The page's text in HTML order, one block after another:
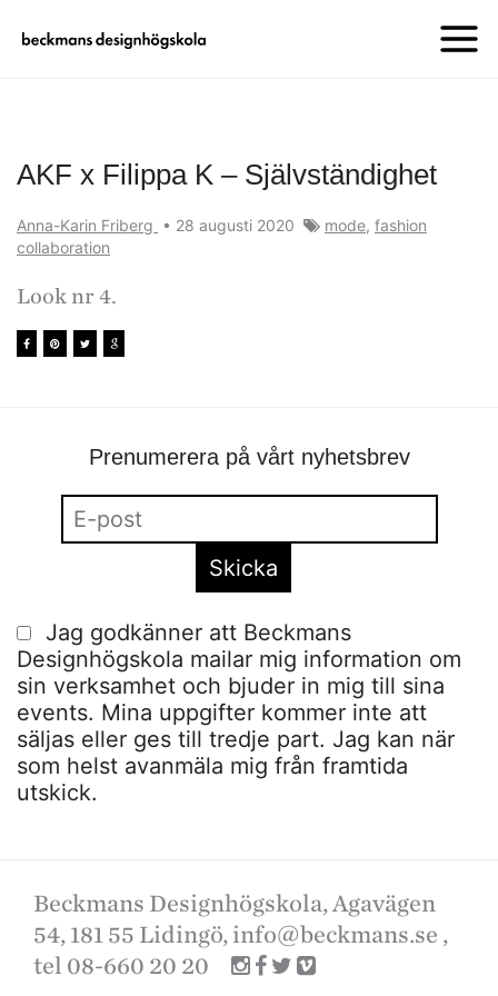
AKF x Filippa K – Självständighet
Anna-Karin Friberg • 28 augusti 2020 mode, fashion
collaboration
Look nr 4.
Prenumerera på vårt nyhetsbrev
Jag godkänner att Beckmans
Designhögskola mailar mig information om
sin verksamhet och bjuder in mig till sina
events. Mina uppgifter kommer inte att
säljas eller ges till tredje part. Jag kan när
som helst avanmäla mig från framtida
utskick.
Beckmans Designhögskola, Agavägen
54, 181 55 Lidingö, info@beckmans.se ,
tel 08-660 20 20